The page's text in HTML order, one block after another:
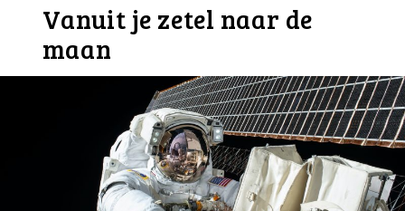
Vanuit je zetel naar de
maan